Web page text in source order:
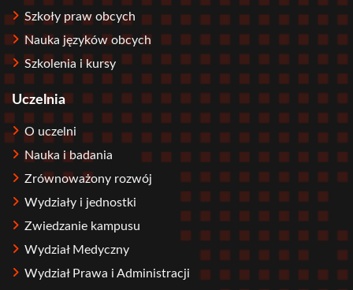
Szkoły praw obcych
Nauka języków obcych
Szkolenia i kursy
Uczelnia
O uczelni
Nauka i badania
Zrównoważony rozwój
Wydziały i jednostki
Zwiedzanie kampusu
Wydział Medyczny
Wydział Prawa i Administracji